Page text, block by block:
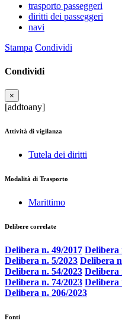
trasporto passeggeri
diritti dei passeggeri
navi
Stampa Condividi
Condividi
×
[addtoany]
Attività di vigilanza
Tutela dei diritti
Modalità di Trasporto
Marittimo
Delibere correlate
Delibera n. 49/2017 Delibera
Delibera n. 5/2023 Delibera
Delibera n. 54/2023 Delibera
Delibera n. 74/2023 Delibera
Delibera n. 206/2023
Fonti